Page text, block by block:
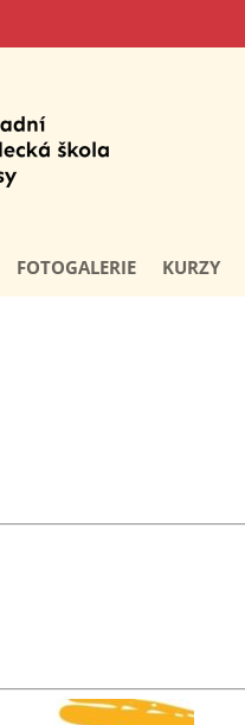
FOTOGALERIE KURZY